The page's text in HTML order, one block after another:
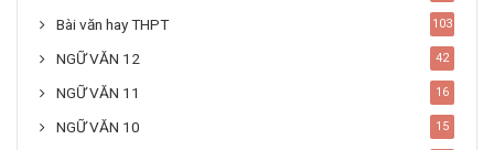
Bài văn hay THPT 103
NGỮ VĂN 12 42
NGỮ VĂN 11 16
NGỮ VĂN 10 15